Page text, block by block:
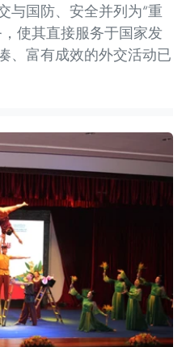
与国防、安全并列为“重
使其直接服务于国家发
、富有成效的外交活动已